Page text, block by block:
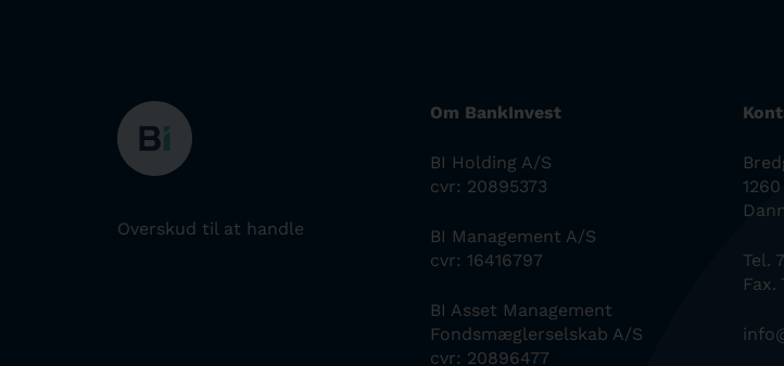
Overskud til at handle
Om BankInvest
BI Holding A/S
cvr: 20895373
BI Management A/S
cvr: 16416797
BI Asset Management
Fondsmæglerselskab A/S
cvr: 20896477
Tel.
Fax.